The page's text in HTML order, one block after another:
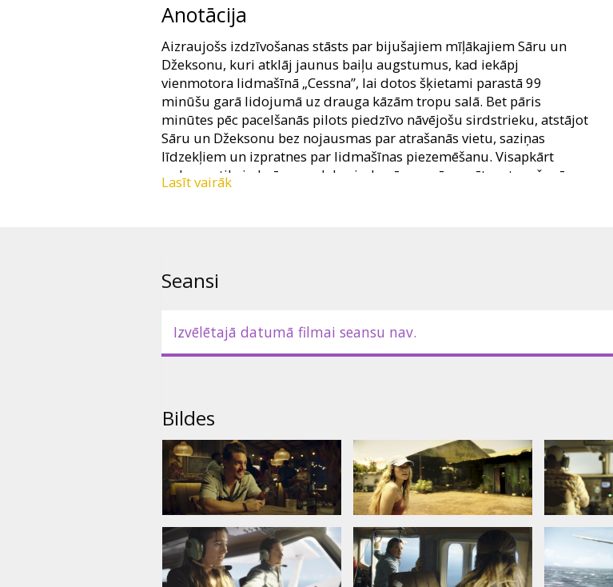
Anotācija
Aizraujošs izdzīvošanas stāsts par bijušajiem mīļākajiem Sāru un
Džeksonu, kuri atklāj jaunus baiļu augstumus, kad iekāpj
vienmotora lidmašīnā „Cessna”, lai dotos šķietami parastā 99
minūšu garā lidojumā uz drauga kāzām tropu salā. Bet pāris
minūtes pēc pacelšanās pilots piedzīvo nāvējošu sirdstrieku, atstājot
Sāru un Džeksonu bez nojausmas par atrašanās vietu, saziņas
līdzekļiem un izpratnes par lidmašīnas piezemēšanu. Visapkārt
redzams tikai okeāns un debesis, kurās manāma vētras tuvošanās.
Lasīt vairāk
Seansi
Izvēlētajā datumā filmai seansu nav.
Bildes